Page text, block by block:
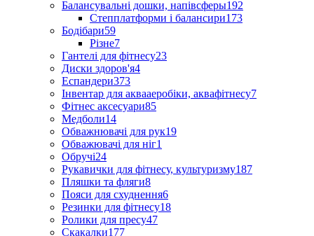
Балансувальні дошки, напівсферы192
Степплатформи і балансири173
Бодібари59
Різне7
Гантелі для фітнесу23
Диски здоров'я4
Еспандери373
Інвентар для аквааеробіки, аквафітнесу7
Фітнес аксесуари85
Медболи14
Обважнювачі для рук19
Обважювачі для ніг1
Обручі24
Рукавички для фітнесу, культуризму187
Пляшки та фляги8
Пояси для схуднення6
Резинки для фітнесу18
Ролики для пресу47
Скакалки177